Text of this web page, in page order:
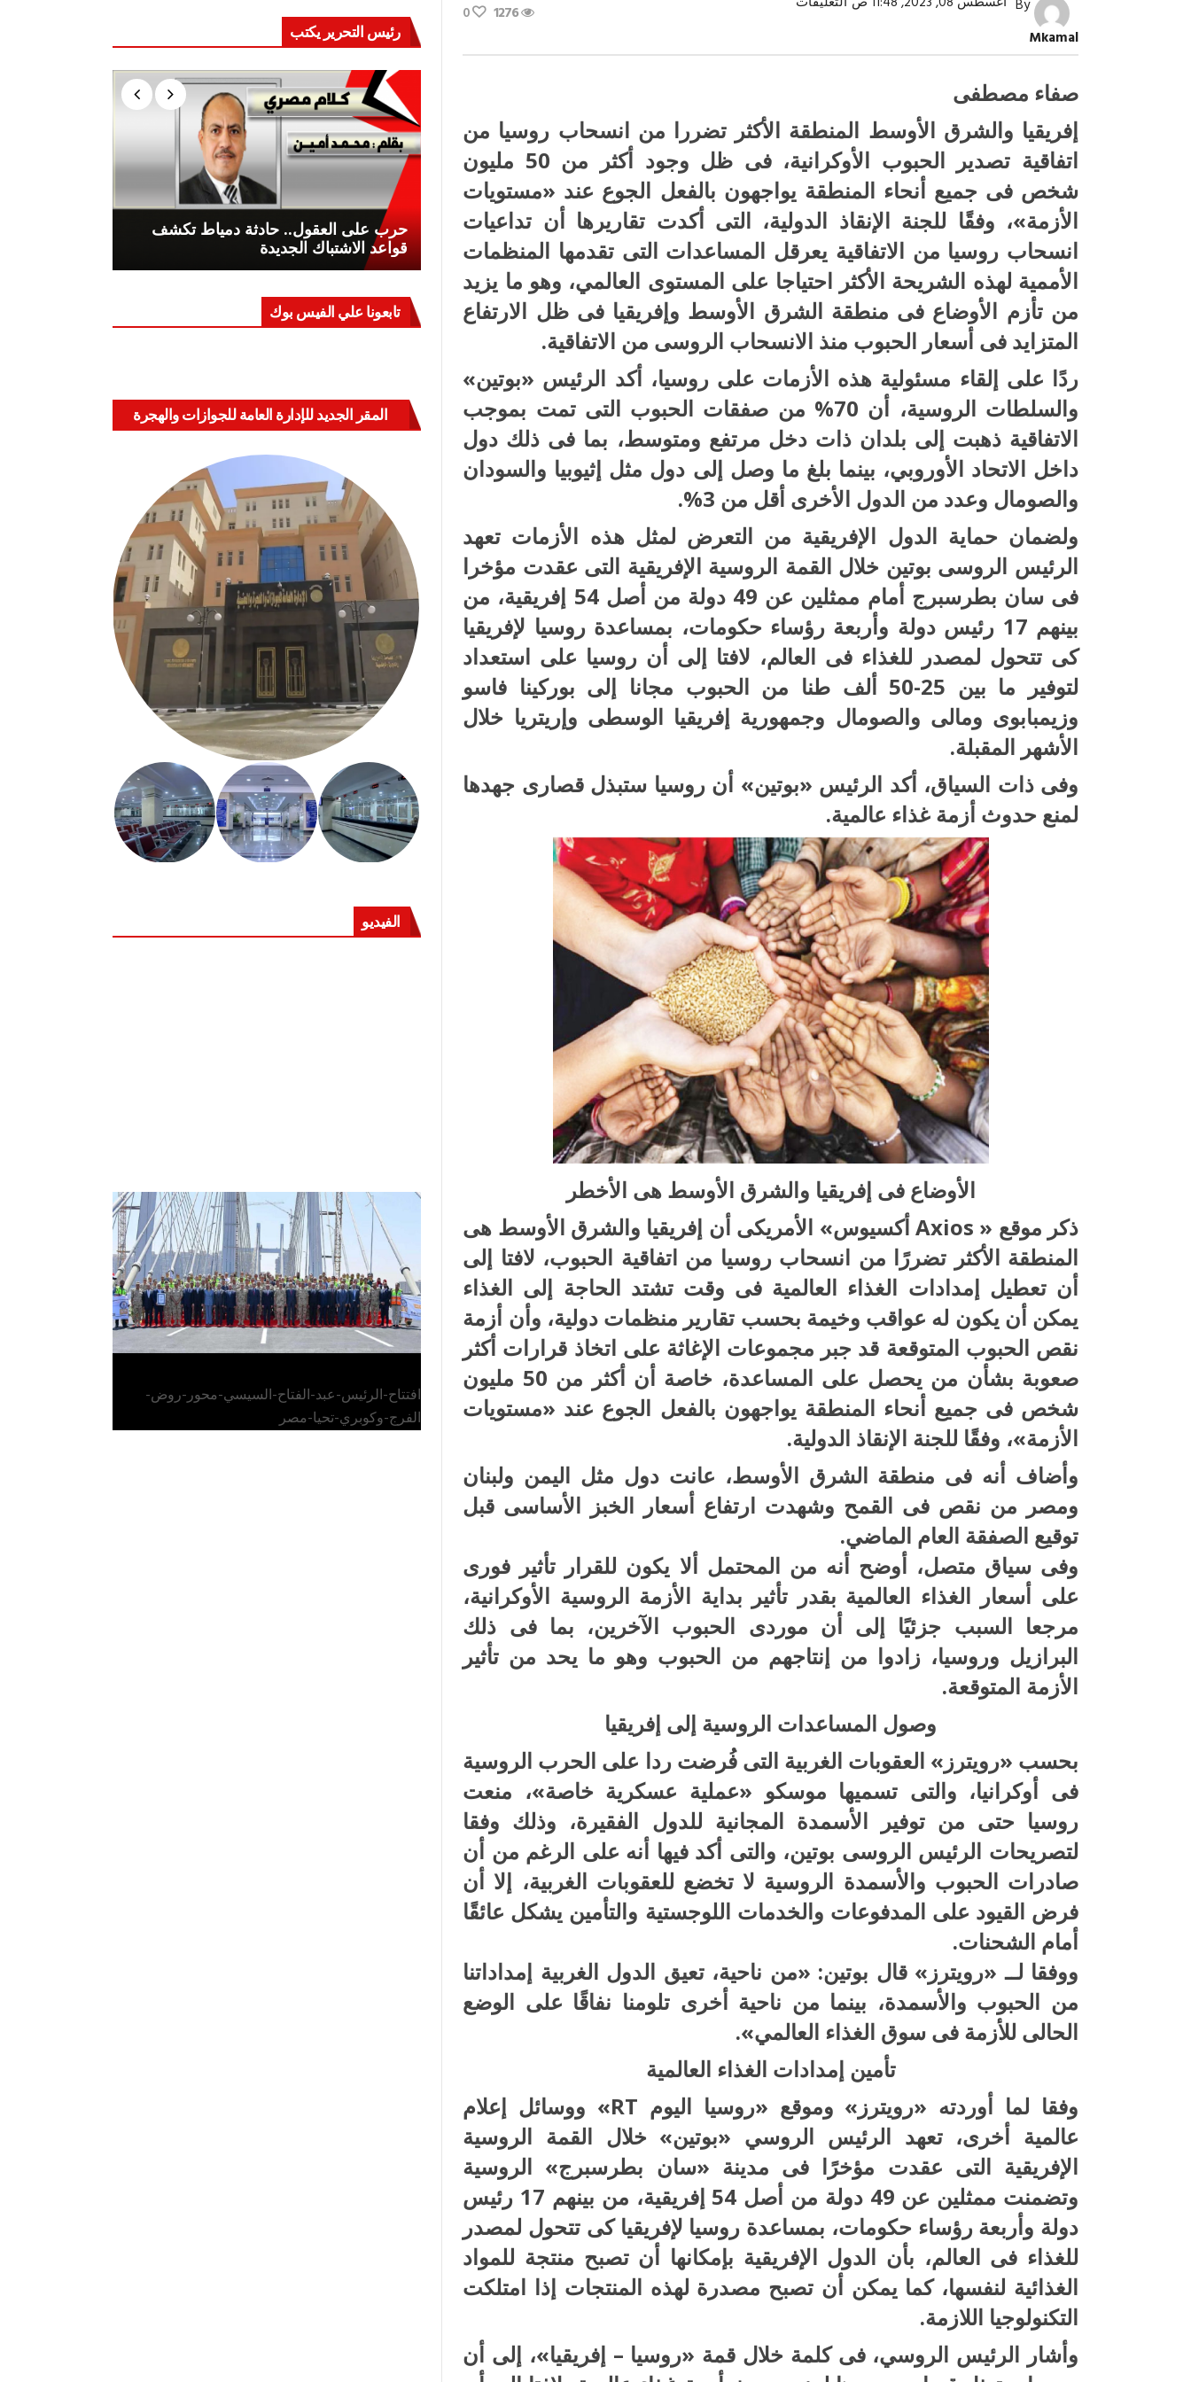
By
Mkamal
وإفريقيا
1276
0
صفاء مصطفى
إفريقيا والشرق الأوسط المنطقة الأكثر تضررا من انسحاب روسيا من
اتفاقية تصدير الحبوب الأوكرانية، فى ظل وجود أكثر من 50 مليون
شخص فى جميع أنحاء المنطقة يواجهون بالفعل الجوع عند «مستويات
الأزمة»، وفقًا للجنة الإنقاذ الدولية، التى أكدت تقاريرها أن تداعيات
انسحاب روسيا من الاتفاقية يعرقل المساعدات التى تقدمها المنظمات
الأممية لهذه الشريحة الأكثر احتياجا على المستوى العالمي، وهو ما يزيد
من تأزم الأوضاع فى منطقة الشرق الأوسط وإفريقيا فى ظل الارتفاع
المتزايد فى أسعار الحبوب منذ الانسحاب الروسى من الاتفاقية.
ردًا على إلقاء مسئولية هذه الأزمات على روسيا، أكد الرئيس «بوتين»
والسلطات الروسية، أن 70% من صفقات الحبوب التى تمت بموجب
الاتفاقية ذهبت إلى بلدان ذات دخل مرتفع ومتوسط، بما فى ذلك دول
داخل الاتحاد الأوروبي، بينما بلغ ما وصل إلى دول مثل إثيوبيا والسودان
والصومال وعدد من الدول الأخرى أقل من 3%.
ولضمان حماية الدول الإفريقية من التعرض لمثل هذه الأزمات تعهد
الرئيس الروسى بوتين خلال القمة الروسية الإفريقية التى عقدت مؤخرا
فى سان بطرسبرج أمام ممثلين عن 49 دولة من أصل 54 إفريقية، من
بينهم 17 رئيس دولة وأربعة رؤساء حكومات، بمساعدة روسيا لإفريقيا
كى تتحول لمصدر للغذاء فى العالم، لافتا إلى أن روسيا على استعداد
لتوفير ما بين 25-50 ألف طنا من الحبوب مجانا إلى بوركينا فاسو
وزيمبابوى ومالى والصومال وجمهورية إفريقيا الوسطى وإريتريا خلال
الأشهر المقبلة.
وفى ذات السياق، أكد الرئيس «بوتين» أن روسيا ستبذل قصارى جهدها
لمنع حدوث أزمة غذاء عالمية.
الأوضاع فى إفريقيا والشرق الأوسط هى الأخطر
ذكر موقع « Axios أكسيوس» الأمريكى أن إفريقيا والشرق الأوسط هى
المنطقة الأكثر تضررًا من انسحاب روسيا من اتفاقية الحبوب، لافتا إلى
أن تعطيل إمدادات الغذاء العالمية فى وقت تشتد الحاجة إلى الغذاء
يمكن أن يكون له عواقب وخيمة بحسب تقارير منظمات دولية، وأن أزمة
نقص الحبوب المتوقعة قد جبر مجموعات الإغاثة على اتخاذ قرارات أكثر
صعوبة بشأن من يحصل على المساعدة، خاصة أن أكثر من 50 مليون
شخص فى جميع أنحاء المنطقة يواجهون بالفعل الجوع عند «مستويات
الأزمة»، وفقًا للجنة الإنقاذ الدولية.
وأضاف أنه فى منطقة الشرق الأوسط، عانت دول مثل اليمن ولبنان
ومصر من نقص فى القمح وشهدت ارتفاع أسعار الخبز الأساسى قبل
توقيع الصفقة العام الماضي.
وفى سياق متصل، أوضح أنه من المحتمل ألا يكون للقرار تأثير فورى
على أسعار الغذاء العالمية بقدر تأثير بداية الأزمة الروسية الأوكرانية،
مرجعا السبب جزئيًا إلى أن موردى الحبوب الآخرين، بما فى ذلك
البرازيل وروسيا، زادوا من إنتاجهم من الحبوب وهو ما يحد من تأثير
الأزمة المتوقعة.
وصول المساعدات الروسية إلى إفريقيا
بحسب «رويترز» العقوبات الغربية التى فُرضت ردا على الحرب الروسية
فى أوكرانيا، والتى تسميها موسكو «عملية عسكرية خاصة»، منعت
روسيا حتى من توفير الأسمدة المجانية للدول الفقيرة، وذلك وفقا
لتصريحات الرئيس الروسى بوتين، والتى أكد فيها أنه على الرغم من أن
صادرات الحبوب والأسمدة الروسية لا تخضع للعقوبات الغربية، إلا أن
فرض القيود على المدفوعات والخدمات اللوجستية والتأمين يشكل عائقًا
أمام الشحنات.
ووفقا لــ «رويترز» قال بوتين: «من ناحية، تعيق الدول الغربية إمداداتنا
من الحبوب والأسمدة، بينما من ناحية أخرى تلومنا نفاقًا على الوضع
الحالى للأزمة فى سوق الغذاء العالمي».
تأمين إمدادات الغذاء العالمية
وفقا لما أوردته «رويترز» وموقع «روسيا اليوم RT» ووسائل إعلام
عالمية أخرى، تعهد الرئيس الروسي «بوتين» خلال القمة الروسية
الإفريقية التى عقدت مؤخرًا فى مدينة «سان بطرسبرج» الروسية
وتضمنت ممثلين عن 49 دولة من أصل 54 إفريقية، من بينهم 17 رئيس
دولة وأربعة رؤساء حكومات، بمساعدة روسيا لإفريقيا كى تتحول لمصدر
للغذاء فى العالم، بأن الدول الإفريقية بإمكانها أن تصبح منتجة للمواد
الغذائية لنفسها، كما يمكن أن تصبح مصدرة لهذه المنتجات إذا امتلكت
التكنولوجيا اللازمة.
وأشار الرئيس الروسي، فى كلمة خلال قمة «روسيا – إفريقيا»، إلى أن
رئيس التحرير يكتب
حرب على العقول.. حادثة دمياط تكشف
قواعد الاشتباك الجديدة
كيف تحمي مصر ثرواتها في الجنوب؟
معركة لا تُرى.. وحراس لا ينامون
جهاز مستقبل مصر نموذجا.. لماذا تُنشئ
الدول كيانات تنموية عملاقة؟
تابعونا علي الفيس بوك
المقر الجديد للإدارة العامة للجوازات والهجرة
الفيديو
الرئيس عبد الفتاح السيسي يفتتح محور روض
الفرج وكوبري تحيا مصر
افتتاح-الرئيس-عبد-الفتاح-السيسي-محور-روض-
الفرج-وكوبري-تحيا-مصر